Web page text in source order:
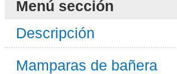
Menú sección
Descripción
Mamparas de bañera